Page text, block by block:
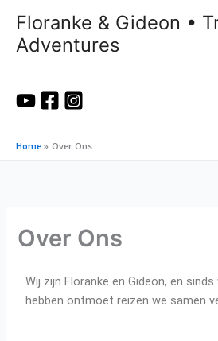
naarFloranke & Gideon •
Adventures
Home Over Ons
Over Ons
Wij zijn Floranke en Gideon, en
hebben ontmoet reizen we samen